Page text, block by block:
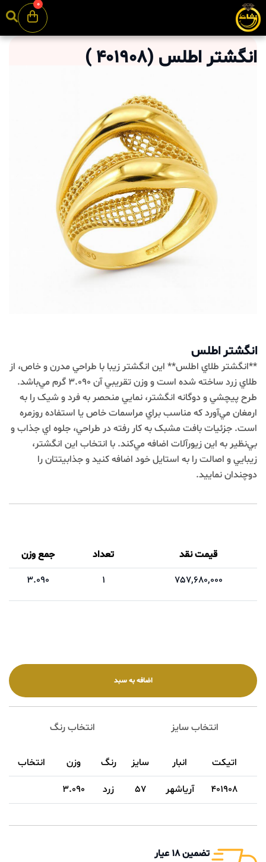
انگشتر اطلس(
401908
)
انگشتر اطلس
**انگشتر طلاي اطلس** اين انگشتر زيبا با طراحي مدرن و خاص، از
طلاي زرد ساخته شده است و وزن تقريبي آن 3.090 گرم مي‌باشد.
طرح پيچشي و دوگانه انگشتر، نمايي منحصر به فرد و شيک را به
ارمغان مي‌آورد که مناسب براي مراسمات خاص يا استفاده روزمره
است. جزئيات بافت مشبک به کار رفته در طراحي، جلوه اي جذاب و
بي‌نظير به اين زيورآلات اضافه مي‌کند. با انتخاب اين انگشتر،
زيبايي و اصالت را به استايل خود اضافه کنيد و جذابيتتان را
دوچندان نماييد.
قیمت نقد تعداد
جمع وزن
757,680,000
3.090
انتخاب سایز انتخاب رنگ
اتیکت انبار سایز رنگ وزن انتخاب
401908 آریاشهر 57 زرد 3.090
تضمین 18 عیار